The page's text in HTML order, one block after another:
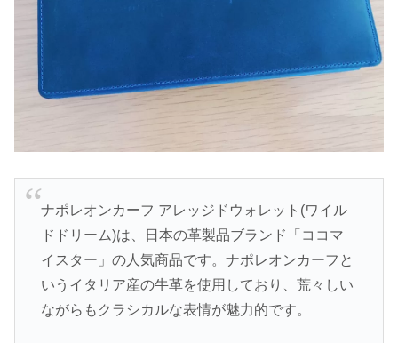
ナポレオンカーフ アレッジドウォレット(ワイル
ドドリーム)は、日本の革製品ブランド「ココマ
イスター」の人気商品です。ナポレオンカーフと
いうイタリア産の牛革を使用しており、荒々しい
ながらもクラシカルな表情が魅力的です。